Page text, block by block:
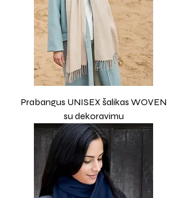
Prabangus UNISEX šalikas WOVEN
su dekoravimu